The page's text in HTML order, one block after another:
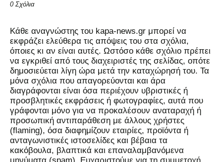
0 Σχόλια
Kάθε αναγνώστης του kapa-news.gr μπορεί να
εκφράζει ελεύθερα τις απόψεις του στα σχόλια,
όποιες κι αν είναι αυτές. Ωστόσο κάθε σχόλιο πρέπει
να εγκριθεί από τους διαχειριστές της σελίδας, οπότε
δημοσιεύεται λίγη ώρα μετά την καταχώρησή του. Τα
μόνα σχόλια που απαγορεύονται και άρα
διαγράφονται είναι όσα περιέχουν υβριστικές ή
προσβλητικές εκφράσεις ή φωτογραφίες, αυτά που
γράφονται μόνο για να προκαλέσουν αναταραχή ή
προσωπική αντιπαράθεση με άλλους χρήστες
(flaming), όσα διαφημίζουν εταιρίες, προϊόντα ή
ανταγωνιστικές ιστοσελίδες και βέβαια τα
κακόβουλα, βλαπτικά και επαναλαμβανόμενα